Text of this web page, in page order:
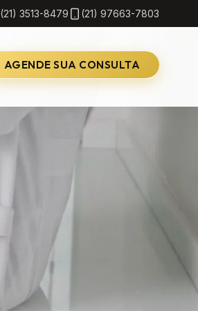
(21) 3513-8479 (21) 97663-7803
AGENDE SUA CONSULTA